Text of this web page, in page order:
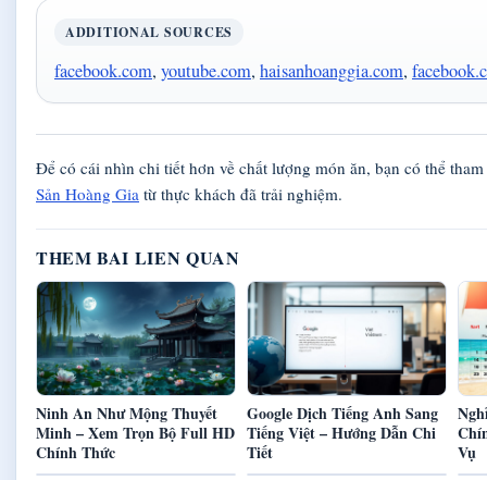
ADDITIONAL SOURCES
facebook.com, youtube.com, haisanhoanggia.com,
Để có cái nhìn chi tiết hơn về chất lượng món ăn, bạn có thể
Sản Hoàng Gia từ thực khách đã trải nghiệm.
THEM BAI LIEN QUAN
Ninh An Như Mộng Thuyết
Minh – Xem Trọn Bộ Full HD
Chính Thức
Google Dịch Tiếng Anh Sang
Tiếng Việt – Hướng Dẫn Chi
Tiết
Vụ